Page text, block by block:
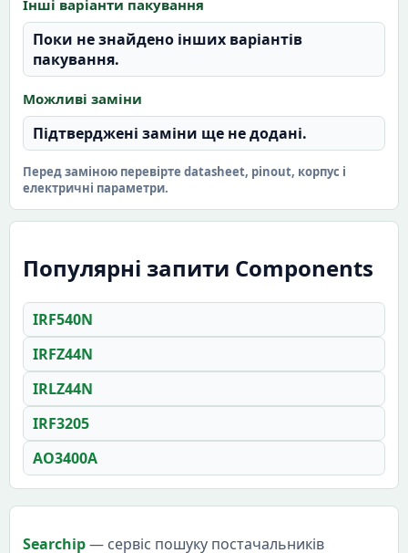
Інші варіанти пакування
Поки не знайдено інших варіантів
пакування.
Можливі заміни
Підтверджені заміни ще не додані.
Перед заміною перевірте datasheet, pinout, корпус і
електричні параметри.
Популярні запити Components
IRF540N
IRFZ44N
IRLZ44N
IRF3205
AO3400A
Searchip— сервіс пошуку постачальників